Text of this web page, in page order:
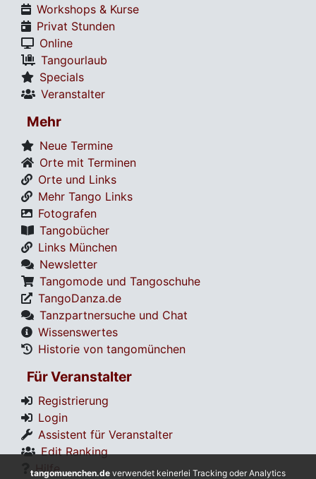
Workshops & Kurse
Privat Stunden
Online
Tangourlaub
Specials
Veranstalter
Mehr
Neue Termine
Orte mit Terminen
Orte und Links
Mehr Tango Links
Fotografen
Tangobücher
Links München
Newsletter
Tangomode und Tangoschuhe
TangoDanza.de
Tanzpartnersuche und Chat
Wissenswertes
Historie von tangomünchen
Für Veranstalter
Registrierung
Login
Assistent für Veranstalter
Edit Ranking
Hilfe
tangomuenchen.de verwendet keinerlei Tracking oder Analytics